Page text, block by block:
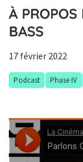
À
BASS
17 février 2022
Podcast Phase IV